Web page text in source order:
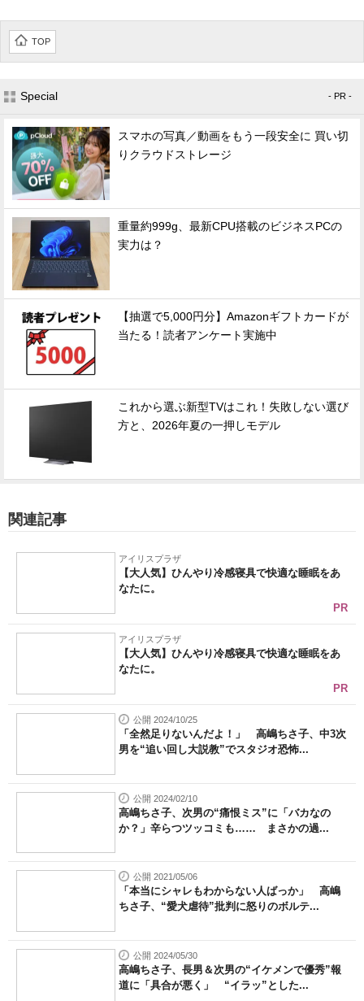
TOP
Special - PR -
スマホの写真／動画をもう一段安全に 買い切
りクラウドストレージ
重量約999g、最新CPU搭載のビジネスPCの
実力は？
【抽選で5,000円分】Amazonギフトカードが
当たる！読者アンケート実施中
これから選ぶ新型TVはこれ！失敗しない選び
方と、2026年夏の一押しモデル
関連記事
アイリスプラザ
【大人気】ひんやり冷感寝具で快適な睡眠をあ
なたに。
PR
アイリスプラザ
【大人気】ひんやり冷感寝具で快適な睡眠をあ
なたに。
PR
公開 2024/10/25
「全然足りないんだよ！」 高嶋ちさ子、中3次
男を“追い回し大説教”でスタジオ恐怖...
公開 2024/02/10
高嶋ちさ子、次男の“痛恨ミス”に「バカなの
か？」辛らつツッコミも…… まさかの過...
公開 2021/05/06
「本当にシャレもわからない人ばっか」 高嶋
ちさ子、“愛犬虐待”批判に怒りのボルテ...
公開 2024/05/30
高嶋ちさ子、長男＆次男の“イケメンで優秀”報
道に「具合が悪く」 “イラッ”とした...